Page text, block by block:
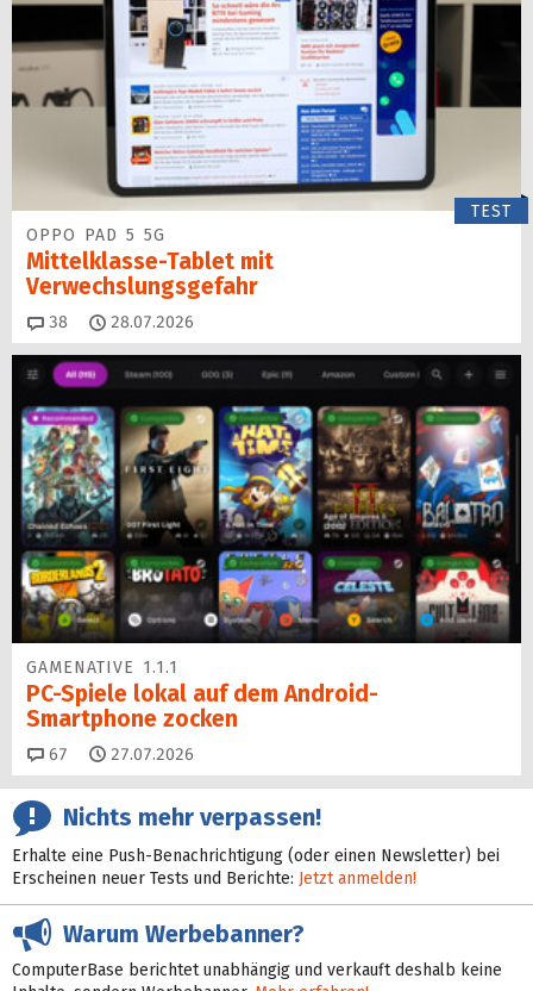
TEST
OPPO PAD 5 5G
Mittelklasse-Tablet mit
Verwechslungsgefahr
38 Kommentare
28.07.2026
GAMENATIVE 1.1.1
PC-Spiele lokal auf dem Android-
Smartphone zocken
67 Kommentare
27.07.2026
Nichts mehr verpassen!
Erhalte eine Push-Benachrichtigung (oder einen Newsletter) bei
Erscheinen neuer Tests und Berichte: Jetzt anmelden!
Warum Werbebanner?
ComputerBase berichtet unabhängig und verkauft deshalb keine